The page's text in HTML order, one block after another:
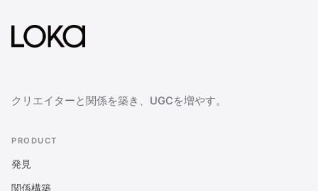
クリエイターと関係を築き、UGCを増やす。
PRODUCT
発見
関係構築